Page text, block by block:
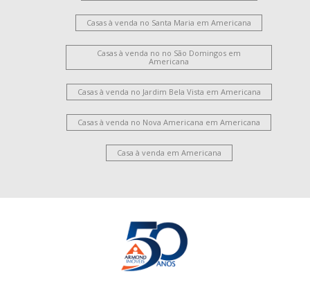
Casas à venda no Santa Maria em Americana
Casas à venda no no São Domingos em
Americana
Casas à venda no Jardim Bela Vista em Americana
Casas à venda no Nova Americana em Americana
Casa à venda em Americana